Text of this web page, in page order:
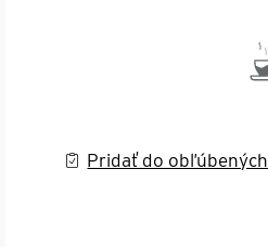
Pridať do obľúbených